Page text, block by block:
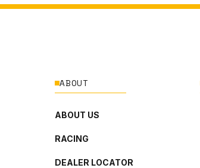
ABOUT
ABOUT US
RACING
DEALER LOCATOR